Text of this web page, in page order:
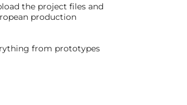
the project files and
production
from prototypes